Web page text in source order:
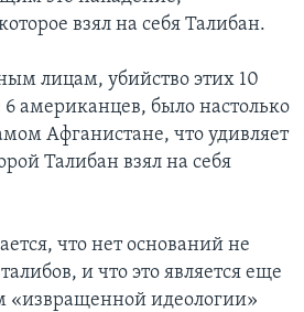
взял на себя Талибан.
лицам, убийство этих 10
американцев, было настолько
Афганистане, что удивляет
Талибан взял на себя
что нет оснований не
и что это является еще
«извращенной идеологии»